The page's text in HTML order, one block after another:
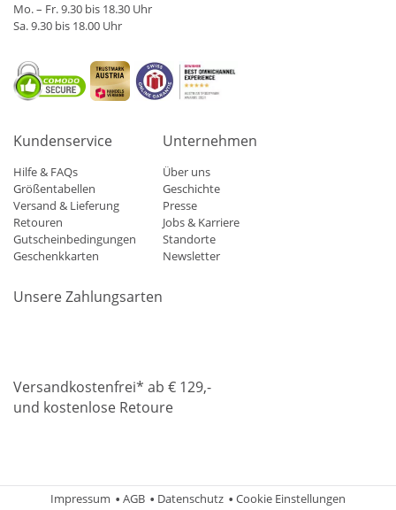
Mo. – Fr. 9.30 bis 18.30 Uhr
Sa. 9.30 bis 18.00 Uhr
Kundenservice
Hilfe & FAQs
Größentabellen
Versand & Lieferung
Retouren
Gutscheinbedingungen
Geschenkkarten
Unternehmen
Über uns
Geschichte
Presse
Jobs & Karriere
Standorte
Newsletter
Unsere Zahlungsarten
Versandkostenfrei* ab € 129,-
und kostenlose Retoure
Impressum AGB Datenschutz
Cookie Einstellungen